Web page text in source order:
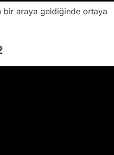
bir araya geldiğinde ortaya